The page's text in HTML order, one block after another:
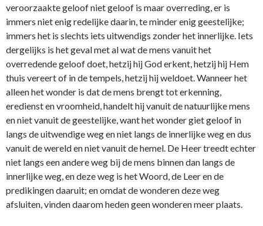
veroorzaakte geloof niet geloof is maar overreding, er is
immers niet enig redelijke daarin, te minder enig geestelijke;
immers het is slechts iets uitwendigs zonder het innerlijke. Iets
dergelijks is het geval met al wat de mens vanuit het
overredende geloof doet, hetzij hij God erkent, hetzij hij Hem
thuis vereert of in de tempels, hetzij hij weldoet. Wanneer het
alleen het wonder is dat de mens brengt tot erkenning,
eredienst en vroomheid, handelt hij vanuit de natuurlijke mens
en niet vanuit de geestelijke, want het wonder giet geloof in
langs de uitwendige weg en niet langs de innerlijke weg en dus
vanuit de wereld en niet vanuit de hemel. De Heer treedt echter
niet langs een andere weg bij de mens binnen dan langs de
innerlijke weg, en deze weg is het Woord, de Leer en de
predikingen daaruit; en omdat de wonderen deze weg
afsluiten, vinden daarom heden geen wonderen meer plaats.